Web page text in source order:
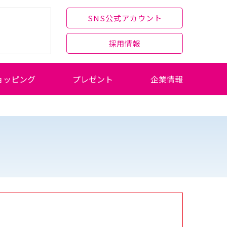
SNS公式アカウント
採用情報
ッピング プレゼント 企業情報